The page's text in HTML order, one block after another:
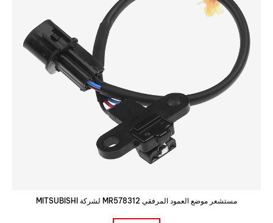
مستشعر موضع العمود المرفقي MR578312 لشركة MITSUBISHI